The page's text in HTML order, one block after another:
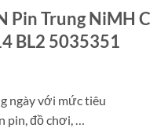
Pin Trung NiMH C
BL2 5035351
ngàyvới mức tiêu
pin, đồ chơi, …